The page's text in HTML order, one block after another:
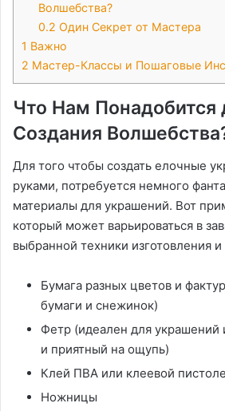
Волшебства?
0.2 Один Секрет от Мастера
1 Важно
2 Мастер-Классы и Пошаговые
Что Нам Понадобится
Создания
Для того чтобы создать елочные
руками, потребуется немного
материалы для украшений. Вот
который может варьироваться в
выбранной техники изготовления
Бумага разных цветов и
бумаги и снежинок)
Фетр (идеален для украшений
и приятный на ощупь)
Клей ПВА или клеевой
Ножницы